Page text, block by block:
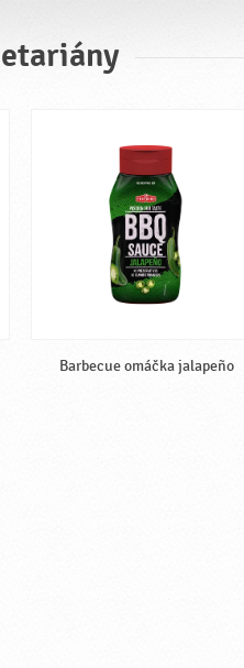
Barbecue omáčka jalapeño